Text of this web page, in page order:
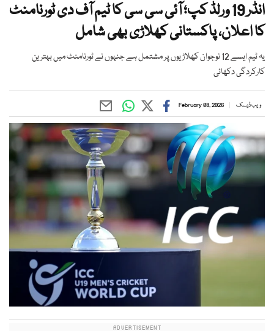
انڈر 19 ورلڈ کپ؛ آئی سی سی کا ٹیم آف دی ٹورنامنٹ
کا اعلان، پاکستانی کھلاڑی بھی شامل
یہ ٹیم ایسے 12 نوجوان کھلاڑیوں پر مشتمل ہے جنہوں نے ٹورنامنٹ میں بہترین
کارکردگی دکھائی
ویب ڈیسک February 08, 2026